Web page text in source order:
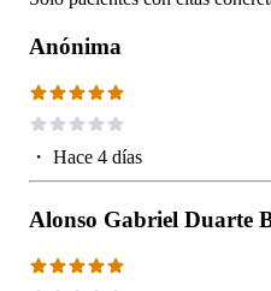
Anónima
・ Hace 4 días
Alonso Gabriel Duarte